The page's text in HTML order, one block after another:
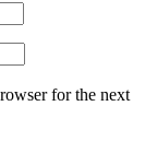
for the next